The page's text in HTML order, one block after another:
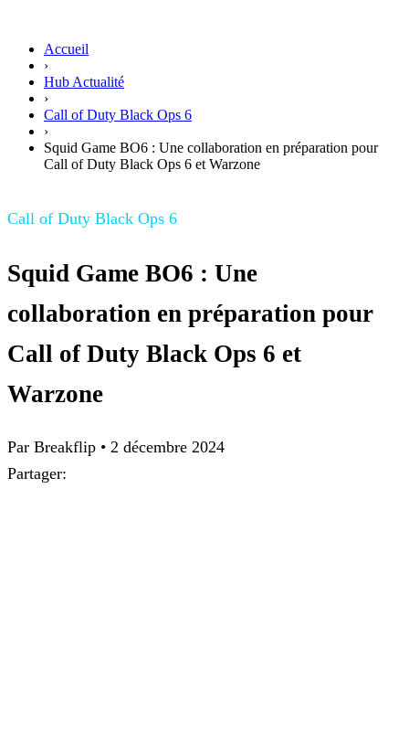
Accueil
›
Hub Actualité
›
Call of Duty Black Ops 6
›
Squid Game BO6 : Une collaboration en préparation pour
Call of Duty Black Ops 6 et Warzone
Call of Duty Black Ops 6
Squid Game BO6 : Une
collaboration en préparation pour
Call of Duty Black Ops 6 et
Warzone
Par Breakflip • 2 décembre 2024
Partager: